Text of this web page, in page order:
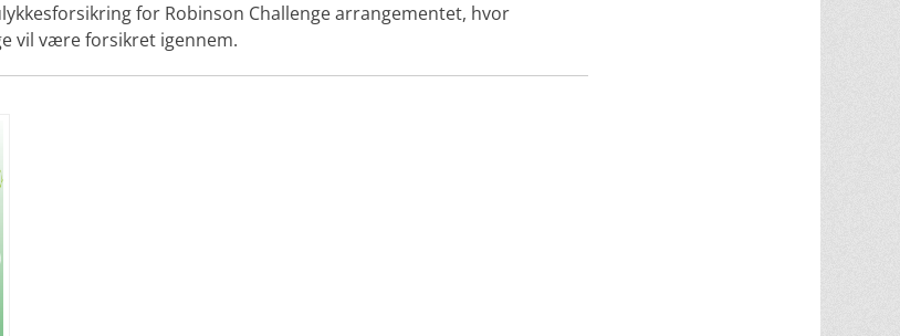
for Robinson Challenge arrangementet, hvor
vil være forsikret igennem.